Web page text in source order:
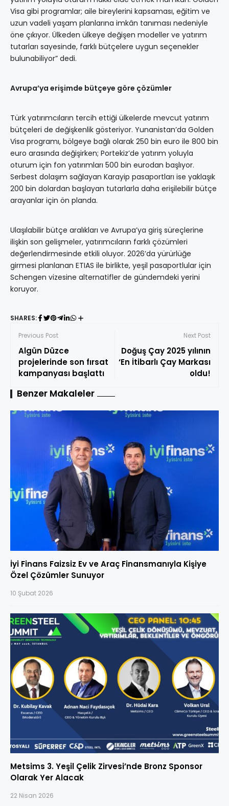
Visa gibi programlar; aile bireylerini kapsaması, eğitim ve
uzun vadeli yaşam planlarına imkân tanıması nedeniyle
öne çıkıyor. Ülkeden ülkeye değişen modeller ve yatırım
tutarları sayesinde, farklı bütçelere uygun seçenekler
bulunabiliyor” dedi.
Avrupa’ya erişimde bütçeye göre çözümler
Türk yatırımcıların tercih ettiği ülkelerde mevcut yatırım
bütçeleri de değişkenlik gösteriyor. Yunanistan’da Golden
Visa programı, bölgeye bağlı olarak 250 bin euro ile 800 bin
euro arasında değişirken; Portekiz’de yatırım yoluyla
oturum için fon yatırımları 500 bin eurodan başlıyor.
Serbest dolaşım sağlayan Karayip pasaportları ise yaklaşık
200 bin dolardan başlayan tutarlarla daha erişilebilir bütçe
arayanlar için ön planda.
Ulaşılabilir bütçe aralıkları ve Avrupa’ya giriş süreçlerine
ilişkin son gelişmeler, yatırımcıların farklı çözümleri
değerlendirmesinde etkili oluyor. 2026’da yürürlüğe
girmesi planlanan ETIAS ile birlikte, yeşil pasaportlular için
Schengen vizesine alternatifler de gündemdeki yerini
koruyor.
SHARES:
Previous Post
Algün Düzce
projelerinde son fırsat
kampanyası başlattı
Next Post
Doğuş Çay 2025 yılının
‘En İtibarlı Çay Markası
oldu!
Benzer Makaleler
İyi Finans Faizsiz Ev ve Araç Finansmanıyla Kişiye
Özel Çözümler Sunuyor
10 Şubat 2026
Metsims 3. Yeşil Çelik Zirvesi’nde Bronz Sponsor
Olarak Yer Alacak
22 Nisan 2026